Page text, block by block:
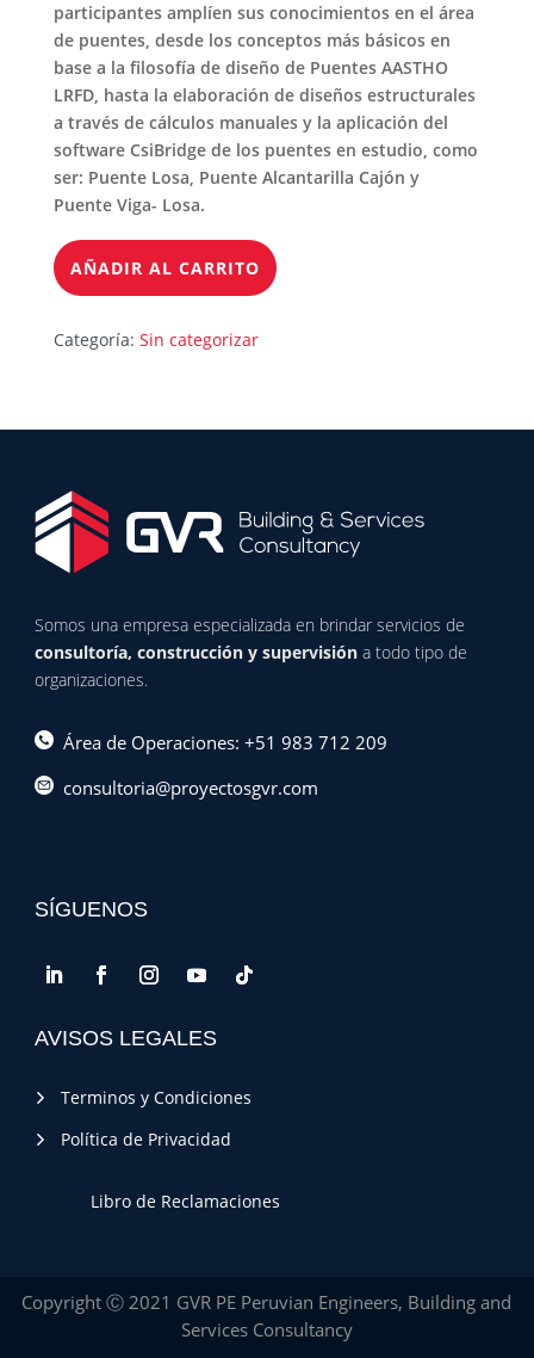
participantes amplíen sus conocimientos en el área
de puentes, desde los conceptos más básicos en
base a la filosofía de diseño de Puentes AASTHO
LRFD, hasta la elaboración de diseños estructurales
a través de cálculos manuales y la aplicación del
software CsiBridge de los puentes en estudio, como
ser: Puente Losa, Puente Alcantarilla Cajón y
Puente Viga- Losa.
AÑADIR AL CARRITO
Categoría: Sin categorizar
Somos una empresa especializada en brindar servicios de
consultoría, construcción y supervisión a todo tipo de
organizaciones.
Área de Operaciones: +51 983 712 209
consultoria@proyectosgvr.com
SÍGUENOS
AVISOS LEGALES
Terminos y Condiciones
Política de Privacidad
Libro de Reclamaciones
Copyright Ⓒ 2021 GVR PE Peruvian Engineers, Building and
Services Consultancy